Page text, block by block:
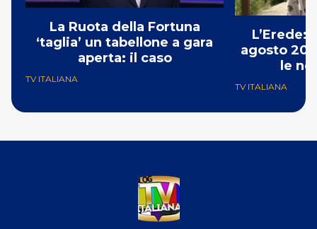
La Ruota della Fortuna
‘taglia’ un tabellone a gara
aperta: il caso
TV ITALIANA
L’Erede:
agosto
le
TV ITALIANA